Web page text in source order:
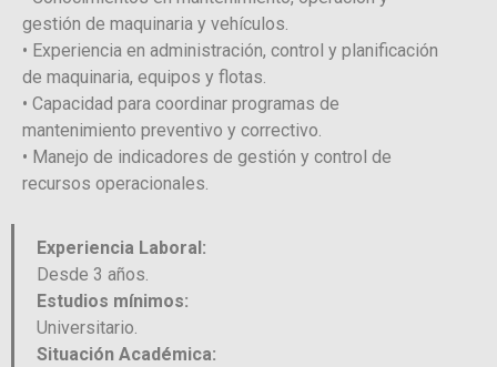
gestión de maquinaria y vehículos.
• Experiencia en administración, control y planificación
de maquinaria, equipos y flotas.
• Capacidad para coordinar programas de
mantenimiento preventivo y correctivo.
• Manejo de indicadores de gestión y control de
recursos operacionales.
Experiencia Laboral:
Desde 3 años.
Estudios mínimos:
Universitario.
Situación Académica: